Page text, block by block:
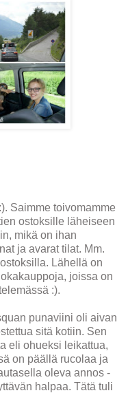
Saimme toivomamme
ostoksille läheiseen
mikä on ihan
ja avarat tilat. Mm.
Lähellä on
joissa on
:).
punaviini oli aivan
sitä kotiin. Sen
eli ohueksi leikattua,
on päällä rucolaa ja
oleva annos -
halpaa. Tätä tuli